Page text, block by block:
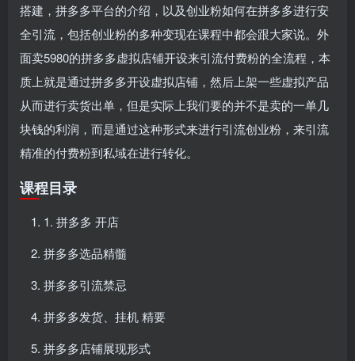
搭建，拼多多平台的介绍，以及创业粉如何在拼多多进行安
全引流，包括创业粉的多种变现在课程中都会跟大家说。外
面卖5980的拼多多虚拟店铺开设来引流付费粉的全流程，本
质上就是通过拼多多开设虚拟店铺，然后上架一些虚拟产品
从而进行卖货出单，但是实际上我们要的并不是卖的一单几
块钱的利润，而是通过这种形式来进行引流创业粉，来引流
精准的付费粉到私域在进行转化。
课程目录
1. 拼多多 开店
拼多多选品精髓
拼多多引流禁忌
拼多多发货、挂机 精要
拼多多店铺展现形式